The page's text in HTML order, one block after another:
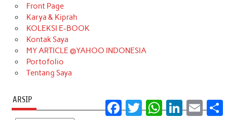
o
k
r
a
m
Front Page
Karya & Kiprah
KOLEKSI E-BOOK
Kontak Saya
MY ARTICLE @YAHOO INDONESIA
Portofolio
Tentang Saya
ARSIP Facebook
Twitter WhatsApp
LinkedInEmail